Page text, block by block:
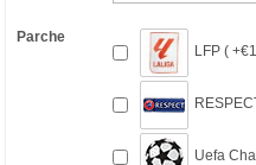
Parche
LFP (
Uefa